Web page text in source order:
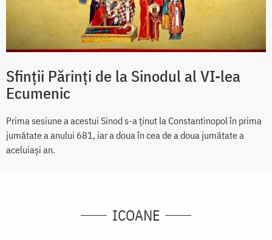
Sfinţii Părinţi de la Sinodul al VI-lea
Ecumenic
Prima sesiune a acestui Sinod s-a ţinut la Constantinopol în prima
jumătate a anului 681, iar a doua în cea de a doua jumătate a
aceluiași an.
ICOANE